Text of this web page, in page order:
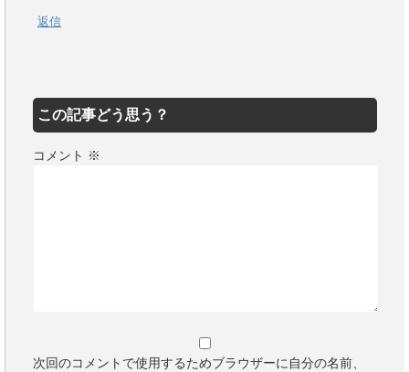
返信
この記事どう思う？
コメント ※
次回のコメントで使用するためブラウザーに自分の名前、